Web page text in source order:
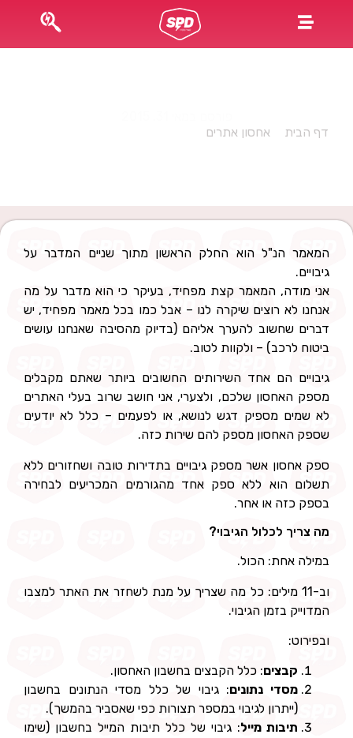
דף הבית
אחסון אתרים
המאמר הנ"ל הוא החלק הראשון מתוך שניים המדבר על
גיבויים.
אני מודה, המאמר קצת מפחיד, בעיקר כי הוא מדבר על מה
אנחנו לא רוצים שיקרה לנו – אבל כמו בכל מאמר מפחיד, יש
דברים שחשוב להערך אליהם (בדיוק מהסיבה שאנחנו עושים
ביטוח לרכב) – ולקוות לטוב.
גיבויים הם אחד השירותים החשובים ביותר שאתם מקבלים
מספק האחסון שלכם, ולצערי, אני חושב שרוב בעלי האתרים
לא שמים מספיק דגש לנושא, או לפעמים – כלל לא יודעים
שספק האחסון מספק להם שירות כזה.
ספק אחסון אשר מספק גיבויים בתדירות טובה ושחזורים ללא
תשלום הוא ללא ספק אחד מהגורמים המכריעים לבחירה
בספק כזה או אחר.
מה צריך לכלול הגיבוי?
במילה אחת: הכול.
וב-11 מילים: כל מה שצריך על מנת לשחזר את האתר למצבו
המדוייק בזמן הגיבוי.
ובפירוט:
קבצים: כלל הקבצים בחשבון האחסון.
מסדי נתונים: גיבוי של כלל מסדי הנתונים בחשבון
(ייתרון לגיבוי במספר תצורות כפי שאסביר בהמשך).
תיבות מייל: גיבוי של כלל תיבות המייל בחשבון (שימו